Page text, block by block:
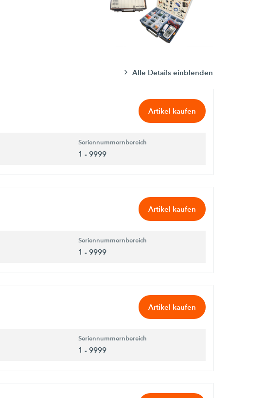
Alle Details einblenden
Artikel kaufen
Seriennummernbereich
1 - 9999
Artikel kaufen
Seriennummernbereich
1 - 9999
Artikel kaufen
Seriennummernbereich
1 - 9999